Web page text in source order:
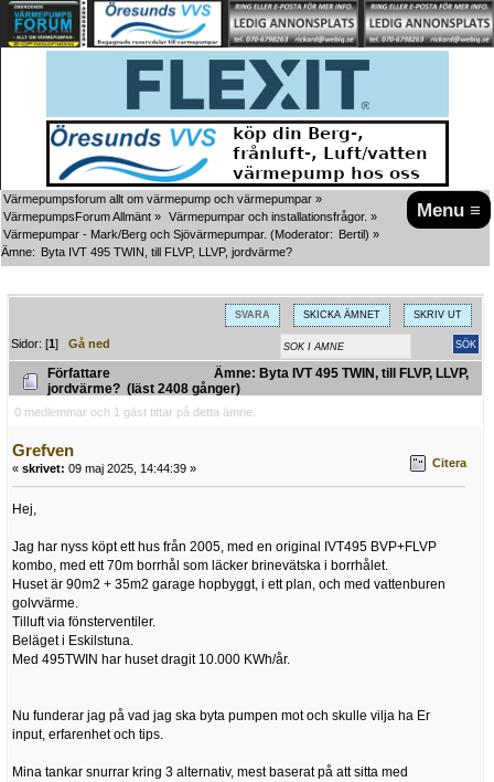
Menu ≡
Värmepumpsforum allt om värmepump och värmepumpar »
VärmepumpsForum Allmänt » Värmepumpar och installationsfrågor. »
Värmepumpar - Mark/Berg och Sjövärmepumpar. (Moderator: Bertil) »
Ämne: Byta IVT 495 TWIN, till FLVP, LLVP, jordvärme?
SVARA SKICKA ÄMNET SKRIV UT
Sidor: [1]Gå ned
Författare
Ämne: Byta IVT 495 TWIN, till FLVP, LLVP,
jordvärme? (läst 2408 gånger)
0 medlemmar och 1 gäst tittar på detta ämne.
Grefven
« skrivet: 09 maj 2025, 14:44:39 » Citera
Hej,
Jag har nyss köpt ett hus från 2005, med en original IVT495 BVP+FLVP
kombo, med ett 70m borrhål som läcker brinevätska i borrhålet.
Huset är 90m2 + 35m2 garage hopbyggt, i ett plan, och med vattenburen
golvvärme.
Tilluft via fönsterventiler.
Beläget i Eskilstuna.
Med 495TWIN har huset dragit 10.000 KWh/år.
Nu funderar jag på vad jag ska byta pumpen mot och skulle vilja ha Er
input, erfarenhet och tips.
Mina tankar snurrar kring 3 alternativ, mest baserat på att sitta med